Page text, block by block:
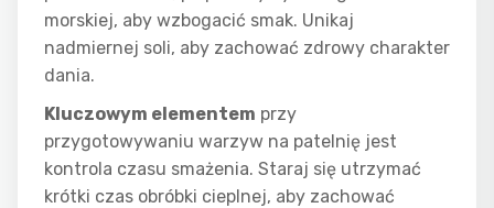
morskiej, aby wzbogacić smak. Unikaj
nadmiernej soli, aby zachować zdrowy charakter
dania.
Kluczowym elementem przy
przygotowywaniu warzyw na patelnię jest
kontrola czasu smażenia. Staraj się utrzymać
krótki czas obróbki cieplnej, aby zachować